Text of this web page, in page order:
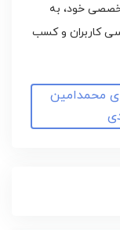
خود، به
کاربران و کسب
محمدامین